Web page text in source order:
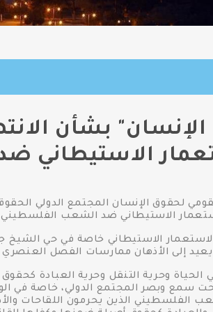
بشأن
الاستيطاني
لحقوق الإنسان المجتمع الدولي
الاستيطاني ضد الشعب
الاستيطاني خاصة في حي
إلى الأذهان ممارسات الفصل العنصري
وحرية التنقل وحرية العبادة
سمع وبصر المجتمع الدولي، خاصة في
الفلسطيني الذين يحرمون اللقاحات